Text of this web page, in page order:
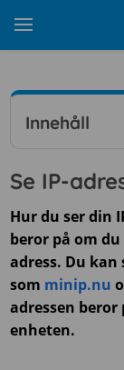
Innehåll
Se IP-
Hur du ser din
beror på om
adress. Du kan
som minip.nu
adressen
enheten.